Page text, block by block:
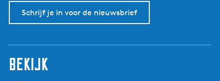
Schrijf je in voor de nieuwsbrief
Bekijk